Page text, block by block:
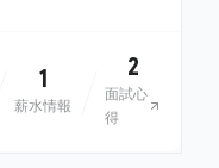
1
薪水情報
2
面試心
得